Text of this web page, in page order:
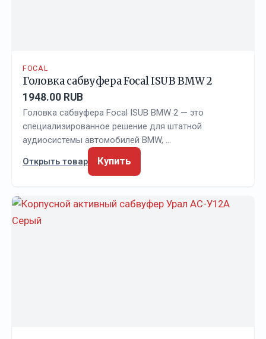
FOCAL
Головка сабвуфера Focal ISUB BMW 2
1948.00 RUB
Головка сабвуфера Focal ISUB BMW 2 — это
специализированное решение для штатной
аудиосистемы автомобилей BMW, …
Открыть товар
Купить